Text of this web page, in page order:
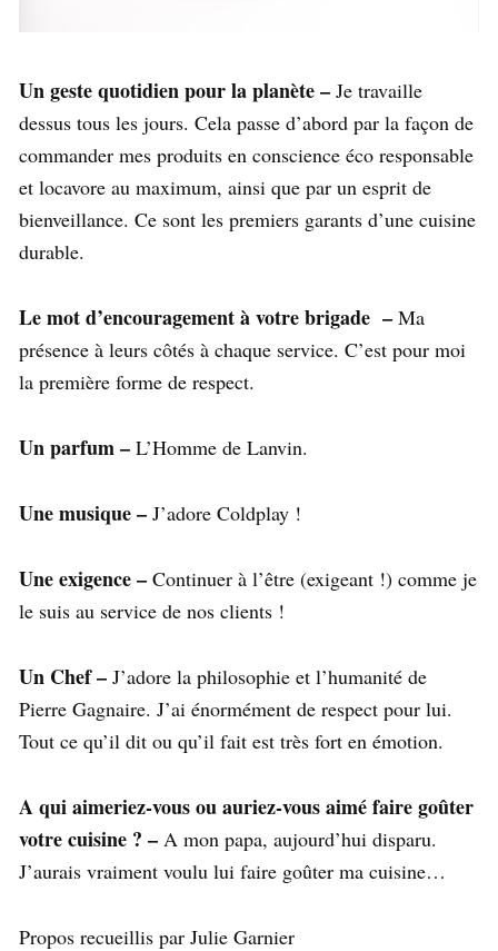
Un geste quotidien pour la planète – Je travaille
dessus tous les jours. Cela passe d’abord par la façon de
commander mes produits en conscience éco responsable
et locavore au maximum, ainsi que par un esprit de
bienveillance. Ce sont les premiers garants d’une cuisine
durable.
Le mot d’encouragement à votre brigade – Ma
présence à leurs côtés à chaque service. C’est pour moi
la première forme de respect.
Un parfum – L’Homme de Lanvin.
Une musique – J’adore Coldplay !
Une exigence – Continuer à l’être (exigeant !) comme je
le suis au service de nos clients !
Un Chef – J’adore la philosophie et l’humanité de
Pierre Gagnaire. J’ai énormément de respect pour lui.
Tout ce qu’il dit ou qu’il fait est très fort en émotion.
A qui aimeriez-vous ou auriez-vous aimé faire goûter
votre cuisine ? – A mon papa, aujourd’hui disparu.
J’aurais vraiment voulu lui faire goûter ma cuisine…
Propos recueillis par Julie Garnier